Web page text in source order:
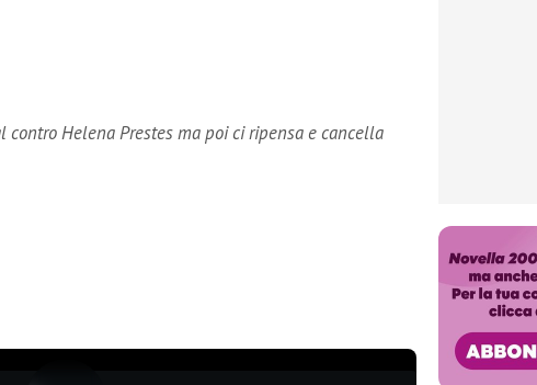
contro Helena Prestes ma poi ci ripensa e cancella